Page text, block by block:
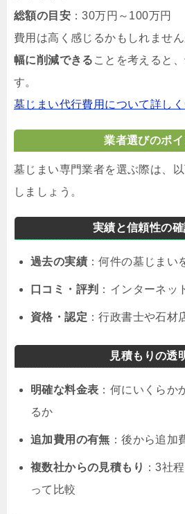
総額の目安 ：30万円～100万円
費用は高く感じるかもしれません
幅に削減できる ことを考えると
す。
墓じまい代行費用について詳し
業者選びのポイ
墓じまい専門業者を選ぶ際は、
しましょう。
実績と信頼性の
過去の実績 ：何件の墓じまい
口コミ・評判 ：インターネッ
資格・認定 ：行政書士や石材
見積もりの透
明確な料金表 ：何にいくらか
るか
追加費用の有無 ：後から追加
複数社からの見積もり ：3社
って比較